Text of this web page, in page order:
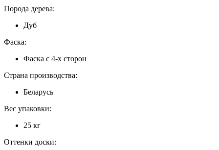
Порода дерева:
Дуб
Фаска:
Фаска с 4-х сторон
Страна производства:
Беларусь
Вес упаковки:
25 кг
Оттенки доски: